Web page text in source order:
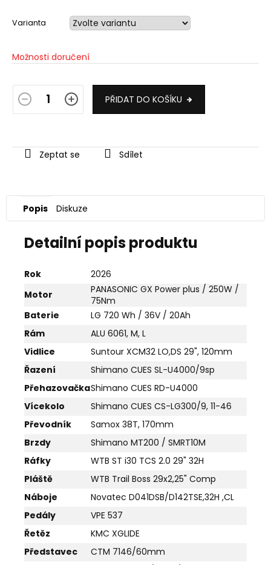
Varianta
Možnosti doručení
PŘIDAT DO KOŠÍKU
Zeptat se Sdílet
Popis Diskuze
Detailní popis produktu
Rok
2026
Motor
PANASONIC GX Power plus / 250W /
75Nm
Baterie
LG 720 Wh / 36V / 20Ah
Rám
ALU 6061, M, L
Vidlice
Suntour XCM32 LO,DS 29", 120mm
Řazení
Shimano CUES SL-U4000/9sp
PřehazovačkaShimano CUES RD-U4000
Vícekolo
Shimano CUES CS-LG300/9, 11-46
Převodník
Samox 38T, 170mm
Brzdy
Shimano MT200 / SMRT10M
Ráfky
WTB ST i30 TCS 2.0 29" 32H
Pláště
WTB Trail Boss 29x2,25" Comp
Náboje
Novatec D041DSB/D142TSE,32H ,CL
Pedály
VPE 537
Řetěz
KMC XGLIDE
Představec
CTM 7146/60mm